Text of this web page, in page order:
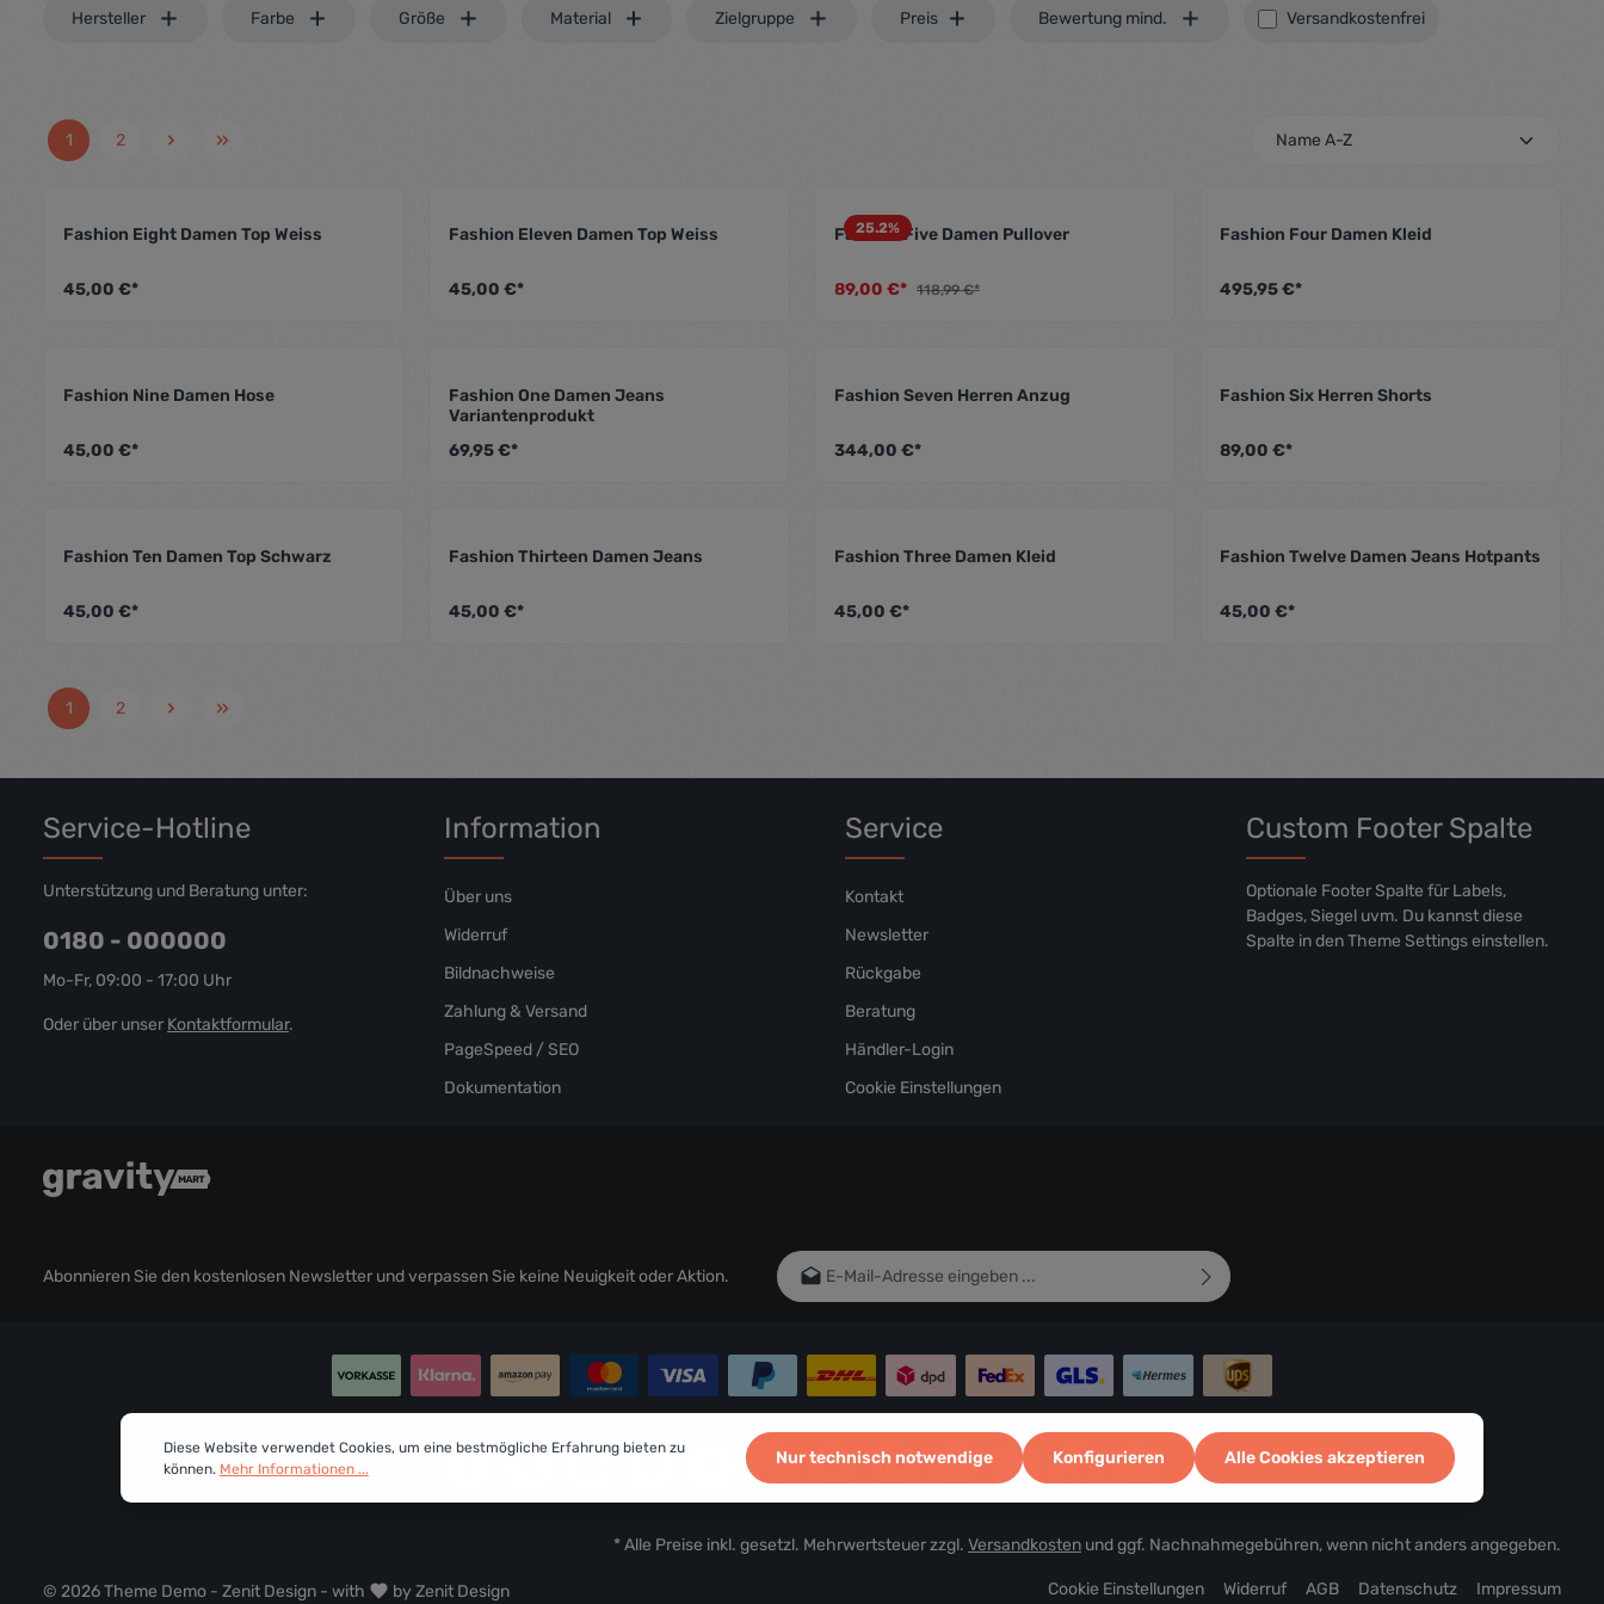
Hersteller Farbe Größe Material Zielgruppe Preis Bewertung mind. Filter hinzufügen: Versandkostenfrei
Versandkostenfrei
1 2
Fashion Eight Damen Top Weiss
45,00 €*
Fashion Eleven Damen Top Weiss
45,00 €*
25.2%
Fashion Five Damen Pullover
89,00 €* 118,99 €*
Fashion Four Damen Kleid
495,95 €*
Durchschnittliche Bewertung von 4.5 von 5 Sternen
Fashion Nine Damen Hose
45,00 €*
Fashion One Damen Jeans
Variantenprodukt
69,95 €*
Fashion Seven Herren Anzug
344,00 €*
Fashion Six Herren Shorts
89,00 €*
Fashion Ten Damen Top Schwarz
45,00 €*
Fashion Thirteen Damen Jeans
45,00 €*
Fashion Three Damen Kleid
45,00 €*
Fashion Twelve Damen Jeans Hotpants
45,00 €*
1 2
Abonnieren Sie den kostenlosen Newsletter und verpassen Sie keine Neuigkeit oder Aktion.
E-Mail-Adresse*
einverstanden.
Zeichen ein*
Custom Footer Spalte
Optionale Footer Spalte für Labels,
Badges, Siegel uvm. Du kannst diese
Spalte in den Theme Settings einstellen.
Service-Hotline
Unterstützung und Beratung unter:
0180 - 000000
Mo-Fr, 09:00 - 17:00 Uhr
Oder über unser Kontaktformular.
Information
Über uns
Widerruf
Bildnachweise
Zahlung & Versand
PageSpeed / SEO
Dokumentation
Service
Kontakt
Newsletter
Rückgabe
Beratung
Händler-Login
Cookie Einstellungen
* Alle Preise inkl. gesetzl. Mehrwertsteuer zzgl. Versandkosten und ggf. Nachnahmegebühren, wenn nicht anders angegeben.
© 2026 Theme Demo - Zenit Design - with by Zenit Design Cookie Einstellungen Widerruf AGB Datenschutz Impressum
Diese Website verwendet Cookies, um eine bestmögliche Erfahrung bieten zu
können. Mehr Informationen ...
Nur technisch notwendige Konfigurieren Alle Cookies akzeptieren